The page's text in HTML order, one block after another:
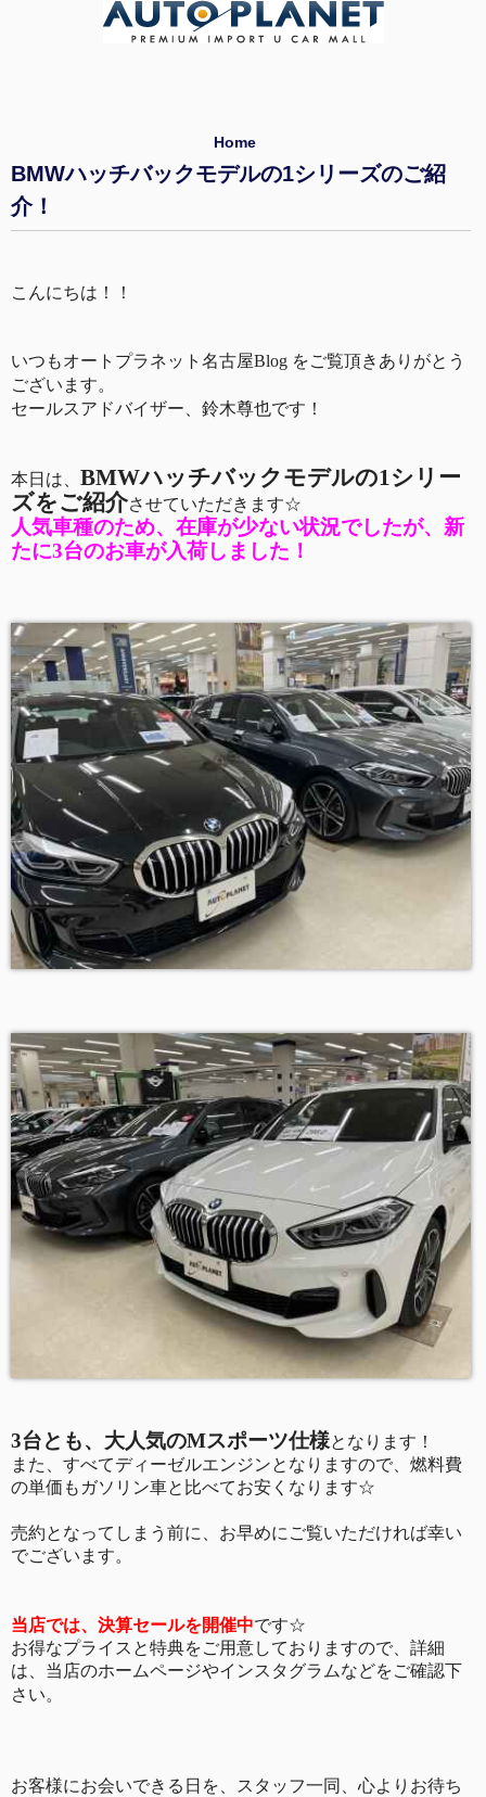
Home
BMWハッチバックモデルの1シリーズのご紹
介！
こんにちは！！
いつもオートプラネット名古屋Blog をご覧頂き ありがとう
ございます。
セールスアドバイザー、鈴木尊也です！
本日は、 BMWハッチバックモデルの1シリー
ズをご紹介させていただきます☆
人気車種のため、在庫が少ない状況でしたが、新
たに3台のお車が入荷しました！
3台とも、大人気のMスポーツ仕様となります！
また、すべてディーゼルエンジンとなりますので、燃料費
の単価もガソリン車と比べてお安くなります☆
売約となってしまう前に、お早めにご覧いただければ幸い
でございます。
当店では、決算セールを開催中です☆
お得なプライスと特典をご用意しておりますので、詳細
は、当店のホームページやインスタグラムなどをご確認下
さい。
お客様にお会いできる日を、スタッフ一同、心よりお待ち